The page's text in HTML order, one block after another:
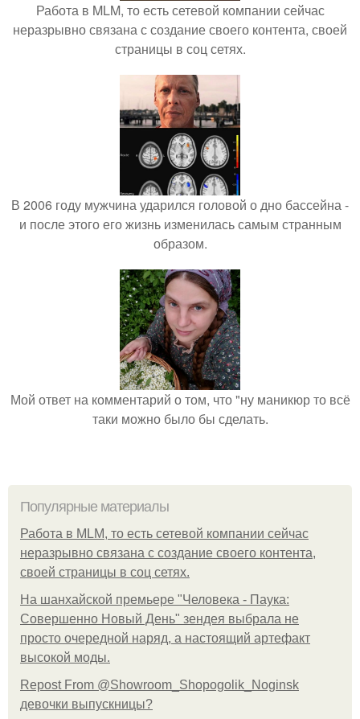
Работа в MLM, то есть сетевой компании сейчас
неразрывно связана с создание своего контента, своей
страницы в соц сетях.
В 2006 году мужчина ударился головой о дно бассейна -
и после этого его жизнь изменилась самым странным
образом.
Мой ответ на комментарий о том, что "ну маникюр то всё
таки можно было бы сделать.
Популярные материалы
Работа в MLM, то есть сетевой компании сейчас
неразрывно связана с создание своего контента,
своей страницы в соц сетях.
На шанхайской премьере "Человека - Паука:
Совершенно Новый День" зендея выбрала не
просто очередной наряд, а настоящий артефакт
высокой моды.
Repost From @Showroom_Shopogolik_Noginsk
девочки выпускницы?